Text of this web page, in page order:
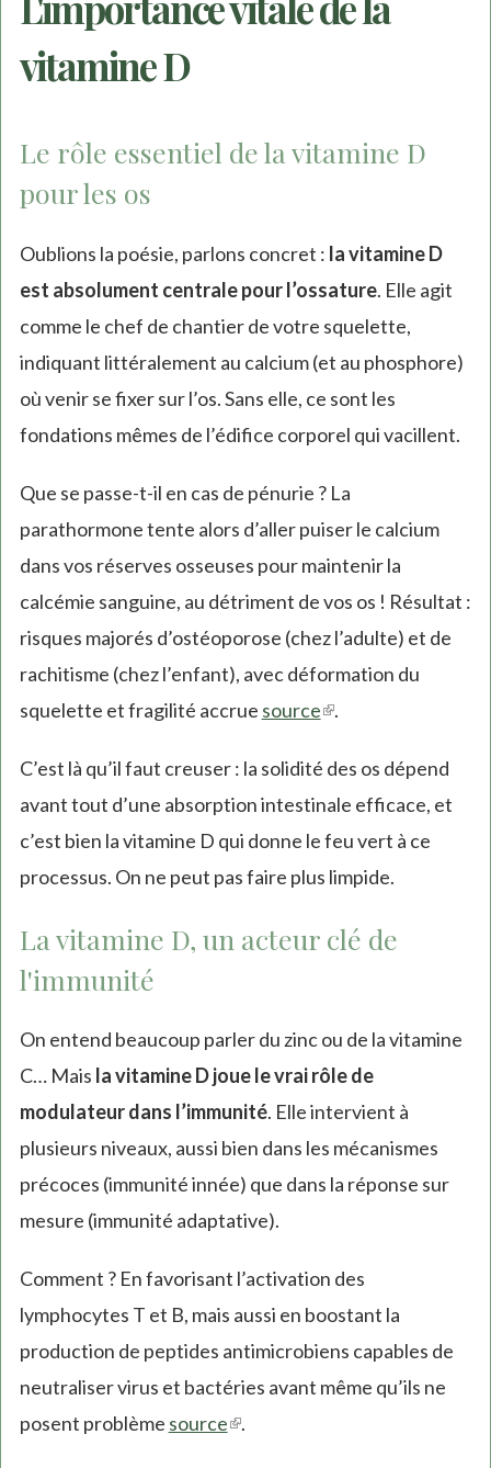
vitamine D
Le rôle essentiel de la vitamine D
pour les os
Oublions la poésie, parlons concret : la vitamine D
est absolument centrale pour l’ossature. Elle agit
comme le chef de chantier de votre squelette,
indiquant littéralement au calcium (et au phosphore)
où venir se fixer sur l’os. Sans elle, ce sont les
fondations mêmes de l’édifice corporel qui vacillent.
Que se passe-t-il en cas de pénurie ? La
parathormone tente alors d’aller puiser le calcium
dans vos réserves osseuses pour maintenir la
calcémie sanguine, au détriment de vos os ! Résultat :
risques majorés d’ostéoporose (chez l’adulte) et de
rachitisme (chez l’enfant), avec déformation du
squelette et fragilité accrue source(link
external)
.
C’est là qu’il faut creuser : la solidité des os dépend
avant tout d’une absorption intestinale efficace, et
c’est bien la vitamine D qui donne le feu vert à ce
processus. On ne peut pas faire plus limpide.
La vitamine D, un acteur clé de
l'immunité
On entend beaucoup parler du zinc ou de la vitamine
C… Mais la vitamine D joue le vrai rôle de
modulateur dans l’immunité. Elle intervient à
plusieurs niveaux, aussi bien dans les mécanismes
précoces (immunité innée) que dans la réponse sur
mesure (immunité adaptative).
Comment ? En favorisant l’activation des
lymphocytes T et B, mais aussi en boostant la
production de peptides antimicrobiens capables de
neutraliser virus et bactéries avant même qu’ils ne
posent problème source(link
.